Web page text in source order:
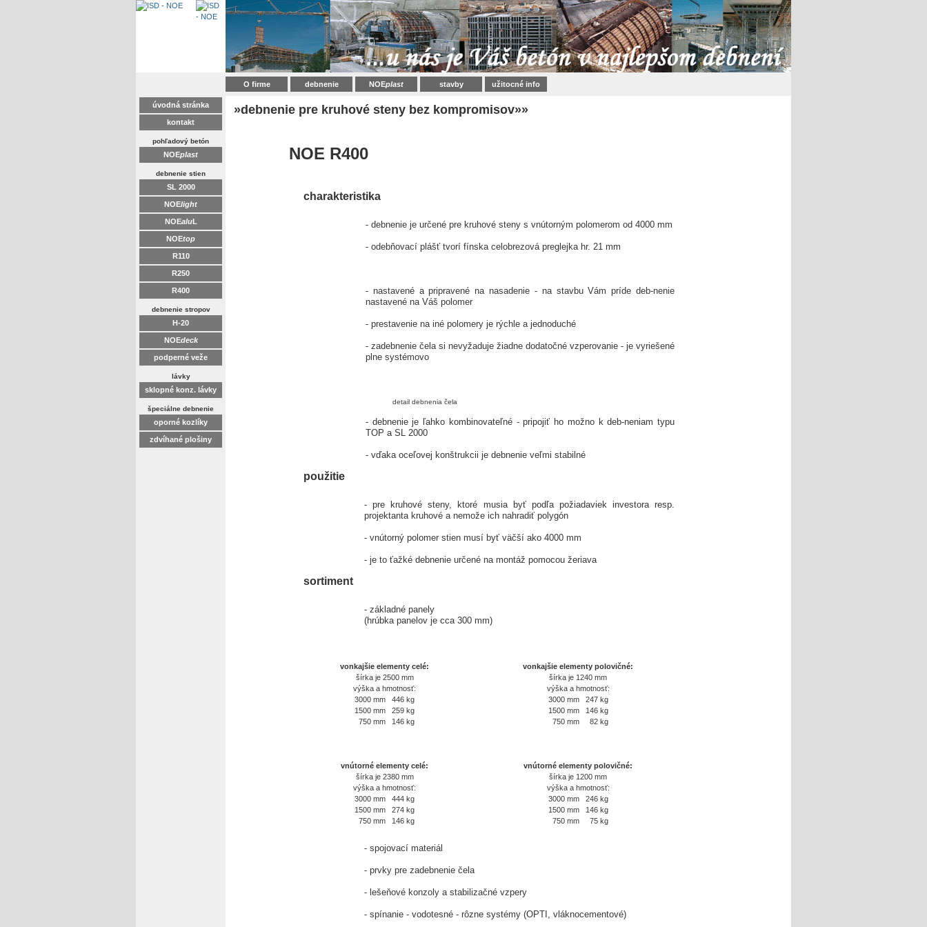
O firme debnenie NOEplast stavby užitocné info
úvodná stránka
kontakt
pohľadový betón
NOEplast
debnenie stien
SL 2000
NOElight
NOEaluL
NOEtop
R110
R250
R400
debnenie stropov
H-20
NOEdeck
podperné veže
lávky
sklopné konz. lávky
špeciálne debnenie
oporné kozlíky
zdvíhané plošiny
»debnenie pre kruhové steny bez kompromisov»»
NOE R400
charakteristika
- debnenie je určené pre kruhové steny s vnútorným polomerom od 4000 mm
- odebňovací plášť tvorí fínska celobrezová preglejka hr. 21 mm
- nastavené a pripravené na nasadenie - na stavbu Vám príde deb-nenie
nastavené na Váš polomer
- prestavenie na iné polomery je rýchle a jednoduché
- zadebnenie čela si nevyžaduje žiadne dodatočné vzperovanie - je vyriešené
plne systémovo
detail debnenia čela
- debnenie je ľahko kombinovateľné - pripojiť ho možno k deb-neniam typu
TOP a SL 2000
- vďaka oceľovej konštrukcii je debnenie veľmi stabilné
použitie
- pre kruhové steny, ktoré musia byť podľa požiadaviek investora resp.
projektanta kruhové a nemože ich nahradiť polygón
- vnútorný polomer stien musí byť väčší ako 4000 mm
- je to ťažké debnenie určené na montáž pomocou žeriava
sortiment
- základné panely
(hrúbka panelov je cca 300 mm)
vonkajšie elementy celé:
šírka je 2500 mm
výška a hmotnosť:
3000 mm 446 kg
1500 mm 259 kg
750 mm 146 kg
vonkajšie elementy polovičné:
šírka je 1240 mm
výška a hmotnosť:
3000 mm 247 kg
1500 mm 146 kg
750 mm 82 kg
vnútorné elementy celé:
šírka je 2380 mm
výška a hmotnosť:
3000 mm 444 kg
1500 mm 274 kg
750 mm 146 kg
vnútorné elementy polovičné:
šírka je 1200 mm
výška a hmotnosť:
3000 mm 246 kg
1500 mm 146 kg
750 mm 75 kg
- spojovací materiál
- prvky pre zadebnenie čela
- lešeňové konzoly a stabilizačné vzpery
- spínanie - vodotesné - rôzne systémy (OPTI, vláknocementové)